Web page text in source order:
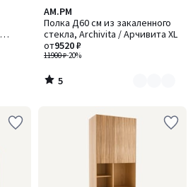
AM.PM
Полка Д60 см из закаленного
стекла, Archivita / Арчивита XL
11900 ₽-20%
от9520 ₽
5
/
5
Количество
цветов:
2
5
/